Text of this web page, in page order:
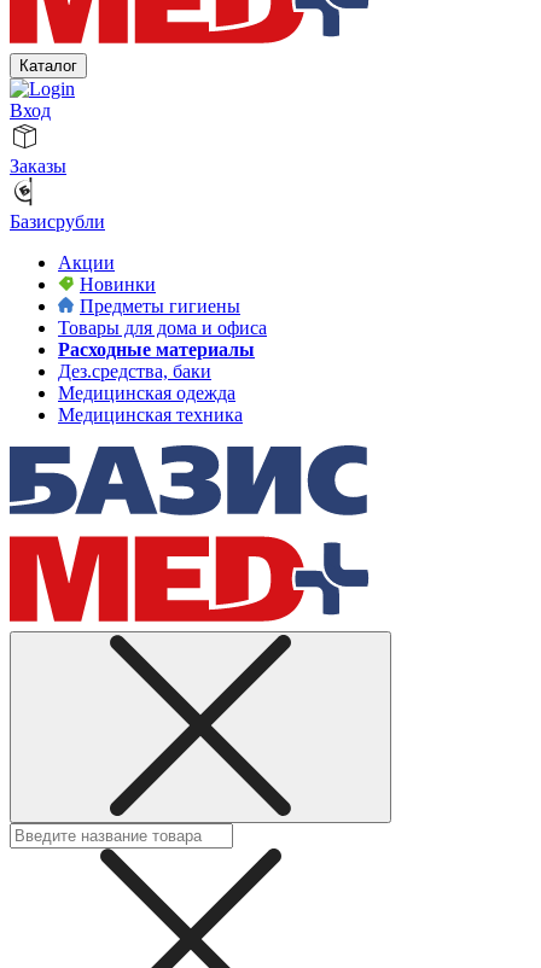
Каталог
Вход
Заказы
Базисрубли
Акции
Новинки
Предметы гигиены
Товары для дома и офиса
Расходные материалы
Дез.средства, баки
Медицинская одежда
Медицинская техника